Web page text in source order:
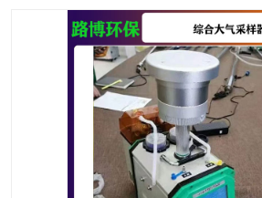
水质检测仪 手持
恒温恒湿称重系统 二恶
实验室仪器 LB-
便携式水质采样器 LB-
便携式超声波明渠流量计 大气